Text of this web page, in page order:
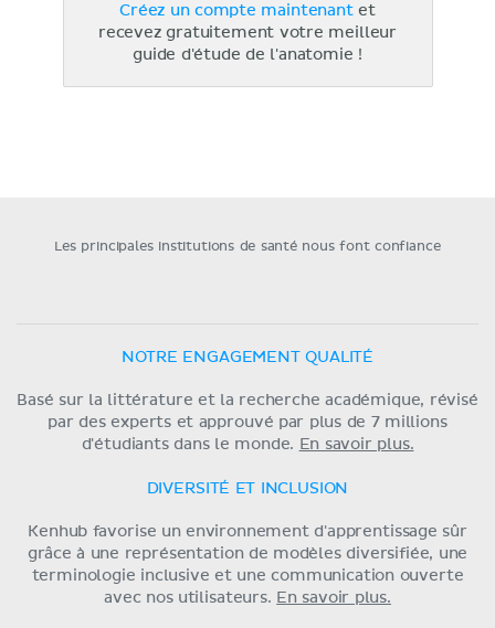
Créez un compte maintenantet
recevez gratuitement votre meilleur
guide d'étude de l'anatomie !
Les principales institutions de santé nous font confiance
NOTRE ENGAGEMENT QUALITÉ
Basé sur la littérature et la recherche académique, révisé
par des experts et approuvé par plus de 7 millions
d'étudiants dans le monde. En savoir plus.
DIVERSITÉ ET INCLUSION
Kenhub favorise un environnement d'apprentissage sûr
grâce à une représentation de modèles diversifiée, une
terminologie inclusive et une communication ouverte
avec nos utilisateurs. En savoir plus.